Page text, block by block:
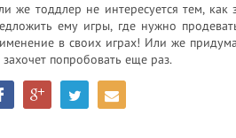
же тоддлер не интересуется тем,
ему игры, где нужно
в своих играх! Или же
попробовать еще раз.